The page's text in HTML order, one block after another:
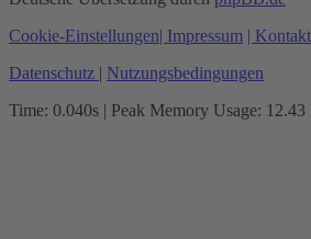
Cookie-Einstellungen| Impressum | Kontakt
Datenschutz | Nutzungsbedingungen
Time: 0.040s | Peak Memory Usage: